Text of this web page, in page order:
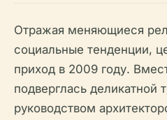
Отражая меняющиеся
социальные тенденции,
приход в 2009 году.
подверглась деликатной
руководством